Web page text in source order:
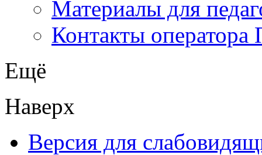
Материалы для
Контакты оператора
Ещё
Наверх
Версия для